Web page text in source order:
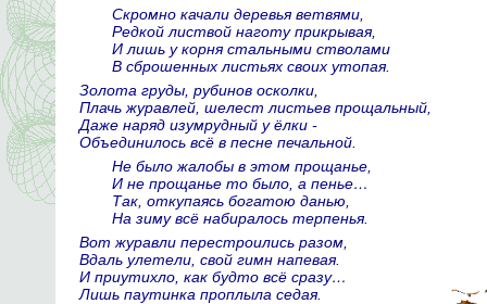
Скромно качали деревья ветвями,
Редкой листвой наготу прикрывая,
И лишь у корня стальными стволами
В сброшенных листьях своих утопая.
Золота груды, рубинов осколки,
Плачь журавлей, шелест листьев прощальный,
Даже наряд изумрудный у ёлки -
Объединилось всё в песне печальной.
Не было жалобы в этом прощанье,
И не прощанье то было, а пенье…
Так, откупаясь богатою данью,
На зиму всё набиралось терпенья.
Вот журавли перестроились разом,
Вдаль улетели, свой гимн напевая.
И приутихло, как будто всё сразу…
Лишь паутинка проплыла седая.